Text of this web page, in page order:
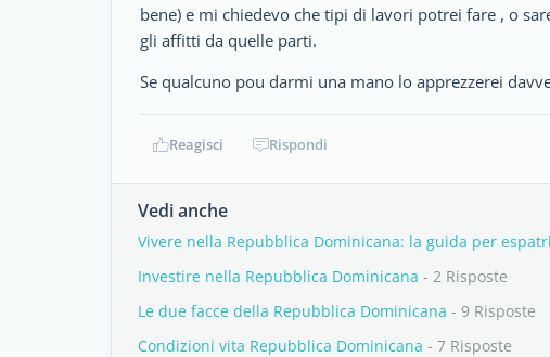
bene) e mi chiedevo che tipi di lavori potrei fare , o
gli affitti da quelle parti.
Se qualcuno pou darmi una mano lo apprezzerei
Reagisci Rispondi
Vedi anche
Vivere nella Repubblica Dominicana: la guida per
Investire nella Repubblica Dominicana - 2 Risposte
Le due facce della Repubblica Dominicana - 9 Risposte
Condizioni vita Repubblica Dominicana - 7 Risposte